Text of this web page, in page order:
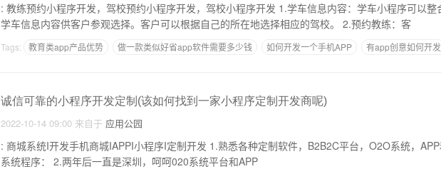
: 教练预约小程序开发，驾校预约小程序开发，驾校小程序开发 1.学车信息内容：学车小程序可以整合本地所有
学车信息内容供客户参观选择。客户可以根据自己的所在地选择相应的驾校。 2.预约教练：客
Tags: 教育类app产品优势 做一款类似好省app软件需要多少钱 如何开发一个手机APP
有app创意如何开发
诚信可靠的小程序开发定制(该如何找到一家小程序定制开发商呢)
2022-10-14 09:00 来自于 应用公园
: 商城系统I开发手机商城IAPPI小程序I定制开发 1.熟悉各种定制软件，B2B2C平台，O2O系统，APP和office OA
系统程序： 2.两年后一直是深圳，呵呵020系统平台和APP